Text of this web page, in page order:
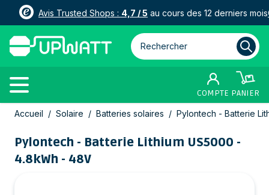
Avis Trusted Shops : 4,7 / 5 au cours des 12 derniers mois
Rechercher parmi plus de
COMPTE PANIER
Allez au contenu
Accueil / Solaire / Batteries solaires / Pylontech - Batterie
Pylontech - Batterie Lithium US5000 -
4.8kWh - 48V